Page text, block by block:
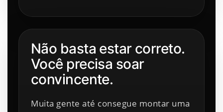
Não basta estar correto.
Você precisa soar
convincente.
Muita gente até consegue montar uma